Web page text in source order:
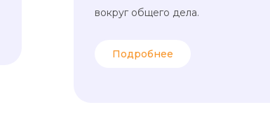
вокруг общего дела.
Подробнее